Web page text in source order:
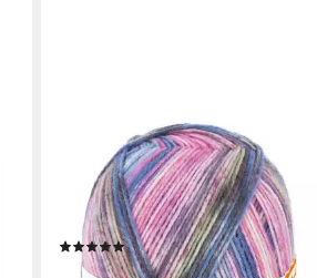
Woolly Hugs WELTREKORD
Sockenwolle 4-fach 100 g
Häkelwolle, 420 m (Offizielles Woolly
Hugs Weltrekord-Sockengarn), 100 g
(2)
6,95 €